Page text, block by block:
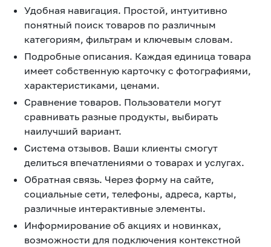
Удобная навигация. Простой, интуитивно
понятный поиск товаров по различным
категориям, фильтрам и ключевым словам.
Подробные описания. Каждая единица товара
имеет собственную карточку с фотографиями,
характеристиками, ценами.
Сравнение товаров. Пользователи могут
сравнивать разные продукты, выбирать
наилучший вариант.
Система отзывов. Ваши клиенты смогут
делиться впечатлениями о товарах и услугах.
Обратная связь. Через форму на сайте,
социальные сети, телефоны, адреса, карты,
различные интерактивные элементы.
Информирование об акциях и новинках,
возможности для подключения контекстной